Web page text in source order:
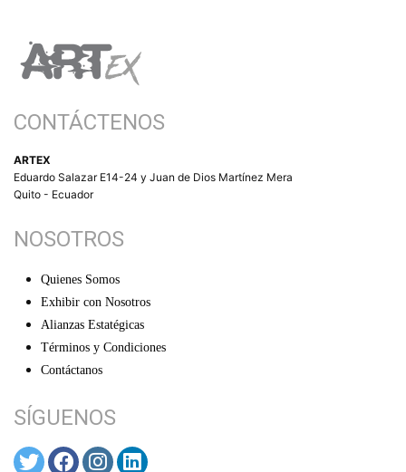
CONTÁCTENOS
ARTEX
Eduardo Salazar E14-24 y Juan de Dios Martínez Mera
Quito - Ecuador
NOSOTROS
Quienes Somos
Exhibir con Nosotros
Alianzas Estatégicas
Términos y Condiciones
Contáctanos
SÍGUENOS